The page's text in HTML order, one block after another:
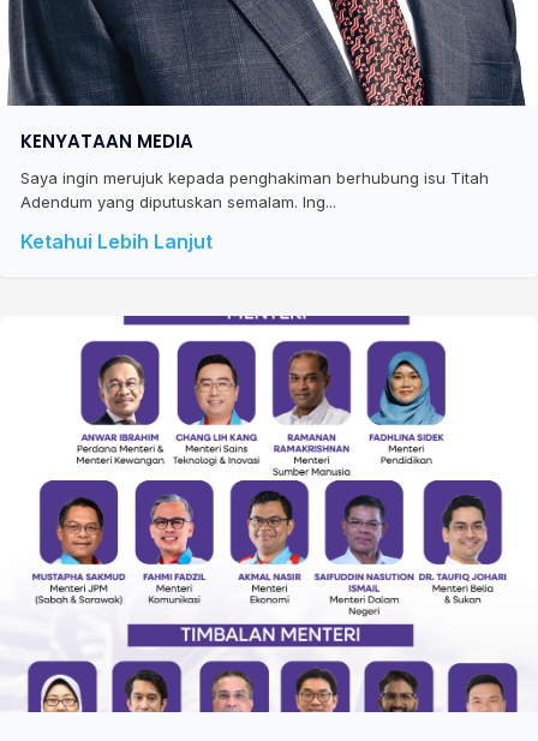
KENYATAAN MEDIA
Saya ingin merujuk kepada penghakiman berhubung isu Titah
Adendum yang diputuskan semalam. Ing...
Ketahui Lebih Lanjut